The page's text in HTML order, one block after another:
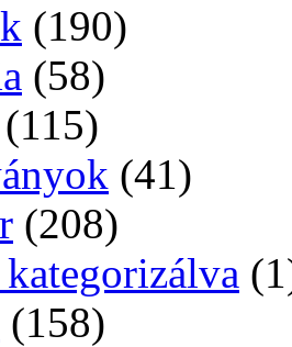
(190)
(58)
(115)
(41)
(208)
(158)